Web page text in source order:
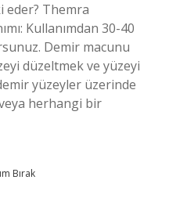
eder? Themra
Kullanımdan 30-40
Demir macunu
düzeltmek ve yüzeyi
yüzeyler üzerinde
herhangi bir
Bırak